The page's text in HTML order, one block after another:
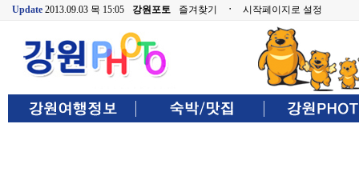
Update 2013.09.03 목 15:05 강원포토 즐겨찾기 ㆍ 시작페이지로 설정